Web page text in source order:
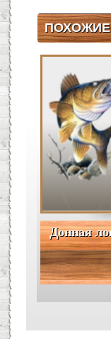
советы/Статьи для
рыбака/Зимняя
Донная